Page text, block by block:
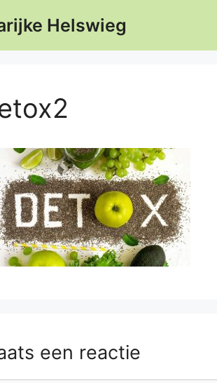
Helswieg
een reactie